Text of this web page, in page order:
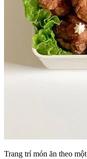
Trang trí món ăn theo